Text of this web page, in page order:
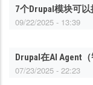
7个Drupal模块可
09/22/2025 - 13:39
Drupal在AI Agent
07/23/2025 - 22:23